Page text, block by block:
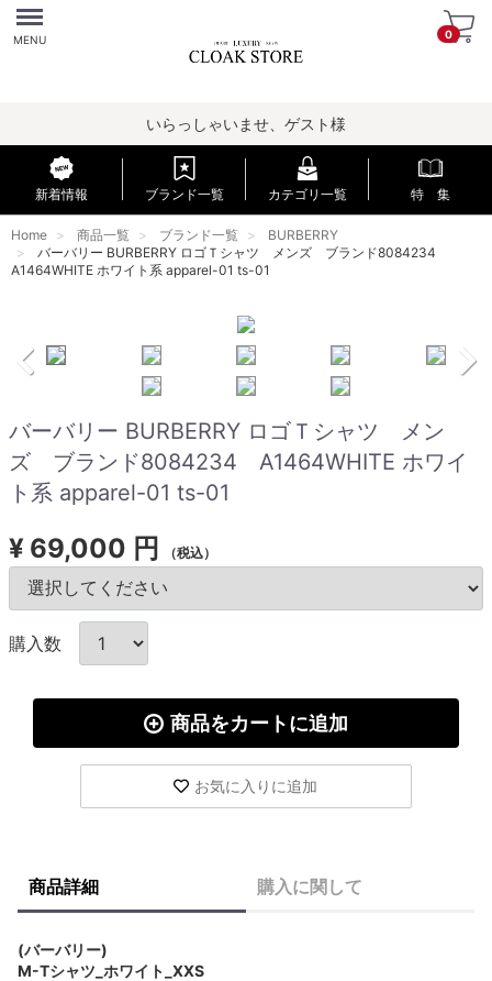
Menu
MENU 0
いらっしゃいませ、ゲスト様
新着情報 ブランド一覧 カテゴリ一覧 特 集
Home 商品一覧 ブランド一覧
BURBERRY
バーバリー BURBERRY ロゴＴシャツ メンズ ブランド8084234
A1464WHITE ホワイト系 apparel-01 ts-01
バーバリー BURBERRY ロゴＴシャツ メン
ズ ブランド8084234 A1464WHITE ホワイ
ト系 apparel-01 ts-01
¥ 69,000 円 （税込）
購入数
商品をカートに追加
お気に入りに追加
商品詳細 購入に関して
(バーバリー)
M-Tシャツ_ホワイト_XXS